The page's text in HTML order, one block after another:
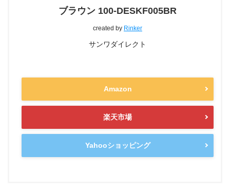
ブラウン 100-DESKF005BR
created by Rinker
サンワダイレクト
Amazon
楽天市場
Yahooショッピング